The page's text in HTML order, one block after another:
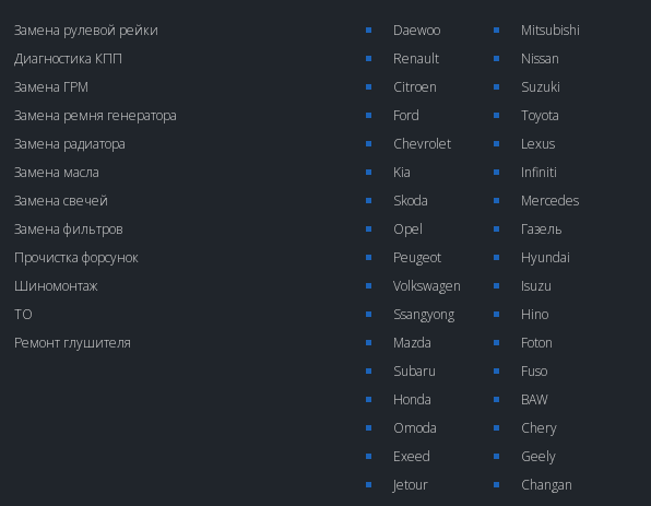
Замена рулевой рейки
Диагностика КПП
Замена ГРМ
Замена ремня генератора
Замена радиатора
Замена масла
Замена свечей
Замена фильтров
Прочистка форсунок
Шиномонтаж
ТО
Ремонт глушителя
Daewoo
Renault
Citroen
Ford
Chevrolet
Kia
Skoda
Opel
Peugeot
Volkswagen
Ssangyong
Mazda
Subaru
Honda
Omoda
Exeed
Jetour
Mitsubishi
Nissan
Suzuki
Toyota
Lexus
Infiniti
Mercedes
Газель
Hyundai
Isuzu
Hino
Foton
Fuso
BAW
Chery
Geely
Changan